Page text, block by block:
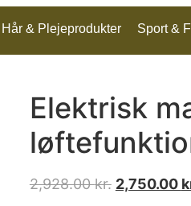
Hår & Plejeprodukter Sport &
Elektrisk
2,928.00kr. 2,750.00